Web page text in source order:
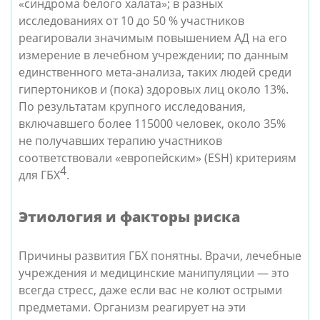
«синдрома белого халата»; в разных
исследованиях от 10 до 50 % участников
реагировали значимым повышением АД на его
измерение в лечебном учреждении; по данным
единственного мета-анализа, таких людей среди
гипертоников и (пока) здоровых лиц около 13%.
По результатам крупного исследования,
включавшего более 115000 человек, около 35%
не получавших терапию участников
соответствовали «европейским» (ESH) критериям
для ГБХ4.
Этиология и факторы риска
Причины развития ГБХ понятны. Врачи, лечебные
учреждения и медицинские манипуляции — это
всегда стресс, даже если вас не колют острыми
предметами. Организм реагирует на эти